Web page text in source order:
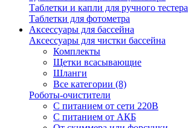
Таблетки и капли для ручного тестера
Таблетки для фотометра
Аксессуары для бассейна
Аксессуары для чистки бассейна
Комплекты
Щетки всасывающие
Шланги
Все категории (8)
Роботы-очистители
С питанием от сети 220В
С питанием от АКБ